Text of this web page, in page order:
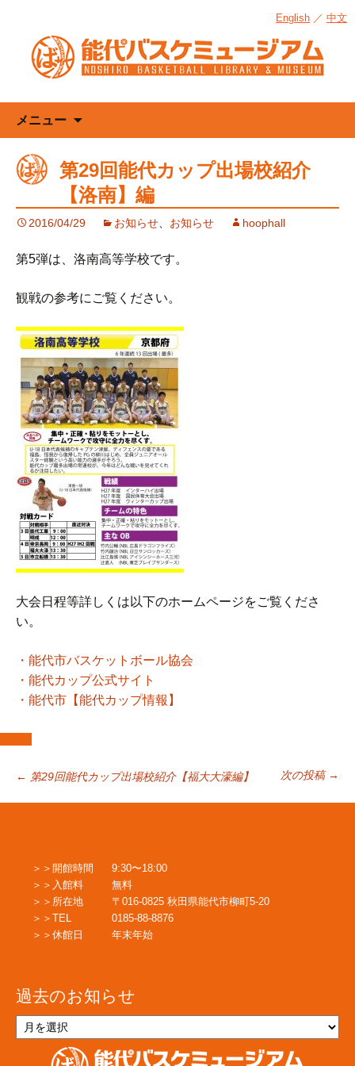
English ／ 中文
メニュー
ン
ツ
へ
ス
キ
第29回能代カップ出場校紹介
【洛南】編
2016/04/29 お知らせ お知らせ hoophall
第5弾は、洛南高等学校です。
観戦の参考にご覧ください。
大会日程等詳しくは以下のホームページをご覧くださ
い。
・能代市バスケットボール協会
・能代カップ公式サイト
・能代市【能代カップ情報】
投
ナ
ビ
ゲ
ー
← 第29回能代カップ出場校紹介【福大大濠編】 次の投稿 →
開館時間
9:30〜18:00
入館料
無料
所在地
〒016-0825 秋田県能代市柳町5-20
TEL
0185-88-8876
休館日
年末年始
過去のお知らせ
去